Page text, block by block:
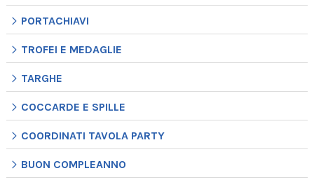
PORTACHIAVI
TROFEI E MEDAGLIE
TARGHE
COCCARDE E SPILLE
COORDINATI TAVOLA PARTY
BUON COMPLEANNO